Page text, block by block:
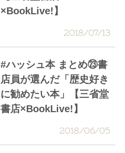
×BookLive!】
2018/07/13
#ハッシュ本 まとめ㉓書
店員が選んだ「歴史好き
に勧めたい本」【三省堂
書店×BookLive!】
2018/06/05